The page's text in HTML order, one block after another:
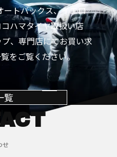
ートバックス、イエロ
ハマタイヤ取扱い店
、専門店にてお買い求
をご覧ください。
覧
せ